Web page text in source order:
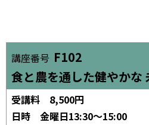
講座番号 F102
食と農を通した健やか
受講料
8,500円
日時
金曜日13:30～15:00